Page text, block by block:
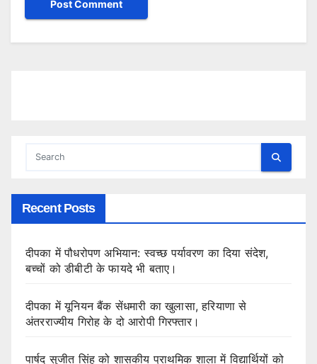
Recent Posts
दीपका में पौधरोपण अभियान: स्वच्छ पर्यावरण का दिया संदेश,
बच्चों को डीबीटी के फायदे भी बताए।
दीपका में यूनियन बैंक सेंधमारी का खुलासा, हरियाणा से
अंतरराज्यीय गिरोह के दो आरोपी गिरफ्तार।
पार्षद सुजीत सिंह को शासकीय प्राथमिक शाला में विद्यार्थियों को